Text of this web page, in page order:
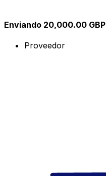
Enviando 20,000.00 GBP
Proveedor